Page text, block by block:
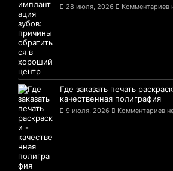
28 июля, 2026 Комментариев
Где заказать печать
качественная полиграфия
9 июля, 2026 Комментариев